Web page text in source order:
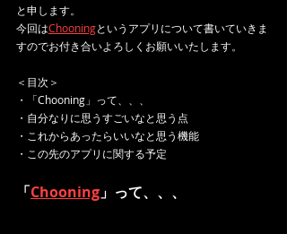
と申します。
今回はChooningというアプリについて書いていきま
すのでお付き合いよろしくお願いいたします。
＜目次＞
・「Chooning」って、、、
・自分なりに思うすごいなと思う点
・これからあったらいいなと思う機能
・この先のアプリに関する予定
「Chooning 」って、、、